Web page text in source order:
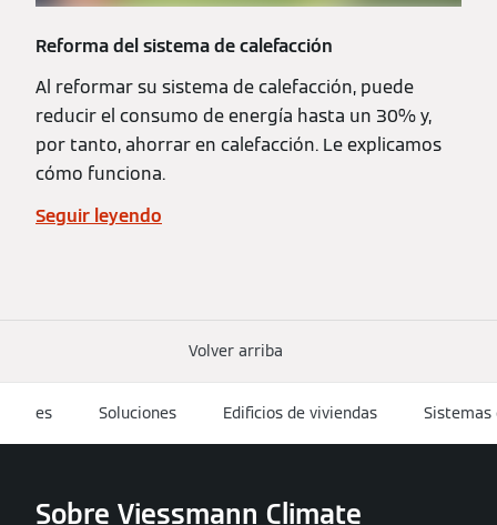
Reforma del sistema de calefacción
Al reformar su sistema de calefacción, puede
reducir el consumo de energía hasta un 30% y,
por tanto, ahorrar en calefacción. Le explicamos
cómo funciona.
Seguir leyendo
Volver arriba
es Soluciones Edificios de viviendas Sistemas
Sobre Viessmann Climate